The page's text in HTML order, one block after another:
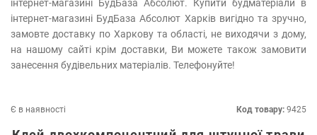
інтернет-магазині БудБаза Абсолют. Купити будматеріали в
інтернет-магазині БудБаза Абсолют Харків вигідно та зручно,
замовте доставку по Харкову та області, не виходячи з дому,
на нашому сайті крім доставки, Ви можете також замовити
занесення будівельних матеріалів. Телефонуйте!
Є в наявності Код товару: 9425